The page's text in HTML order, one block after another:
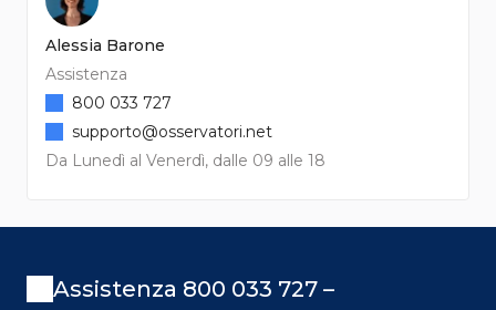
Alessia Barone
Assistenza
Da Lunedì al Venerdì, dalle 09 alle 18
800 033 727
supporto@osservatori.net
Assistenza 800 033 727 –